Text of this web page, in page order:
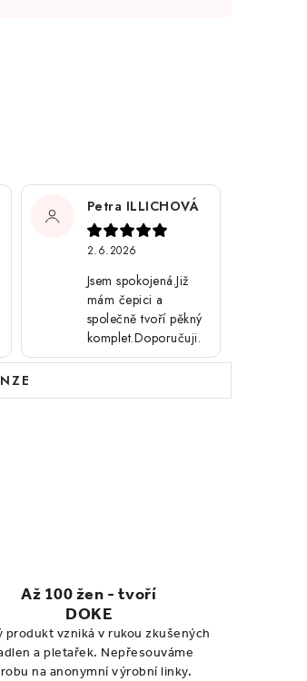
Až 100 žen - tvoří
DOKE
produkt vzniká v rukou zkušených
a pletařek. Nepřesouváme
na anonymní výrobní linky.
Petra ILLICHOVÁ
2.6.2026
Jsem spokojená.Již
mám čepici a
společně tvoří pěkný
komplet.Doporučuji.